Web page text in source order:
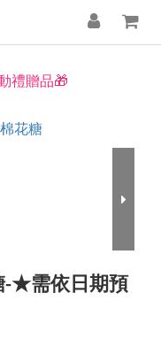
禮贈品🎁
-★需依日期預